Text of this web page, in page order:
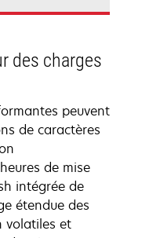
des charges
peuvent
de caractères
de mise
intégrée de
étendue des
volatiles et